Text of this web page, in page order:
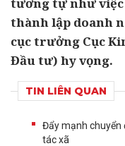
thành lập doanh
cục trưởng Cục
Đầu tư) hy vọng.
TIN LIÊN QUAN
Đẩy mạnh chuyển
tác xã